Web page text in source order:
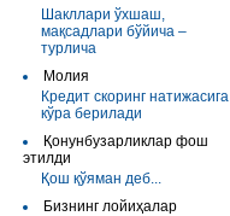
Шакллари ўхшаш,
мақсадлари бўйича –
турлича
Молия
Кредит скоринг натижасига
кўра берилади
Қонунбузарликлар фош
этилди
Қош қўяман деб...
Бизнинг лойиҳалар